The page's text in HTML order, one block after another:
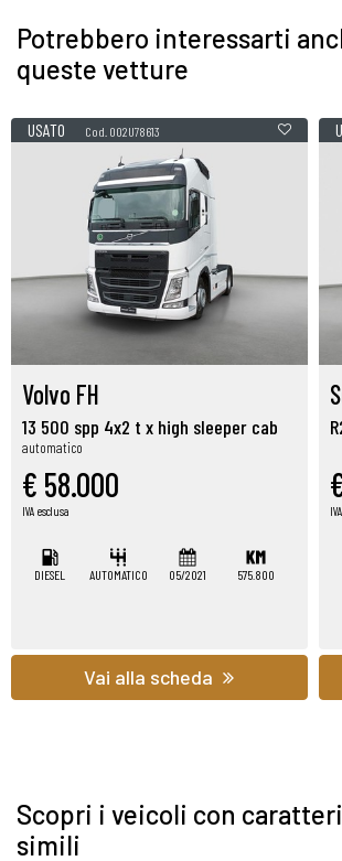
Potrebbero interessarti
queste vetture
USATO Cod. 002U78613
Volvo FH
13 500 spp 4x2 t x high sleeper cab
automatico
€ 58.000
IVA esclusa
DIESEL AUTOMATICO 05/2021 575.800
Vai alla scheda
Scopri i veicoli con
simili